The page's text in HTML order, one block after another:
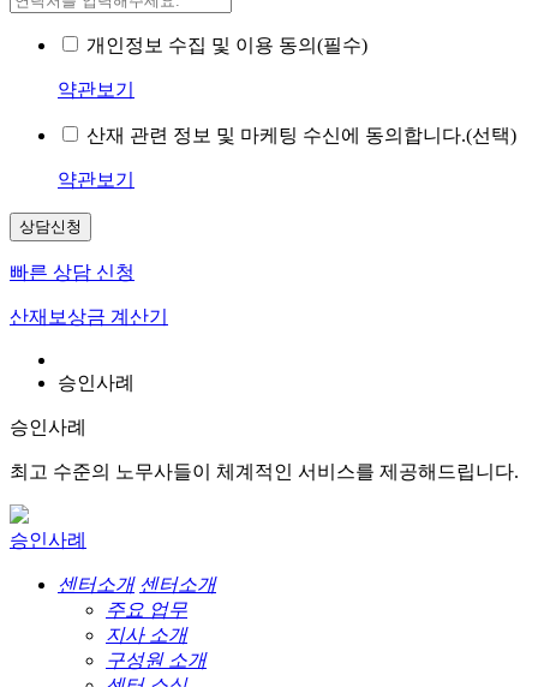
개인정보 수집 및 이용 동의(필수)
약관보기
산재 관련 정보 및 마케팅 수신에 동의합니다.(선택)
약관보기
상담신청
빠른 상담 신청
산재보상금 계산기
승인사례
승인사례
최고 수준의 노무사들이 체계적인 서비스를 제공해드립니다.
승인사례
센터소개 센터소개
주요 업무
지사 소개
구성원 소개